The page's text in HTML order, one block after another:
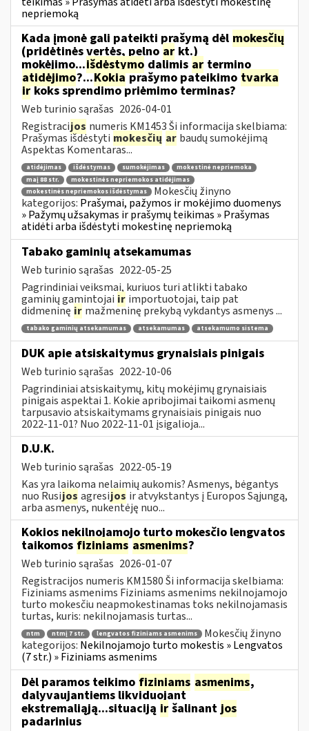
nepriemoką
Kada įmonė gali pateikti prašymą dėl mokesčių
(pridėtinės vertės, pelno ar kt.)
mokėjimo...išdėstymo dalimis ar termino
atidėjimo?...Kokiaprašymo pateikimo tvarka
irkoks sprendimo priėmimo terminas?
Web turinio sąrašas 2026-04-01
Registracijos numeris KM1453 Ši informacija skelbiama:
Prašymas išdėstyti mokesčių ar baudų sumokėjimą
Aspektas Komentaras...
atidėjimas išdėstymas sumokėjimas
mokestinė nepriemoka
maį 88 str.
mokestinės nepriemokos atidėjimas
mokestinės nepriemokos išdėstymas
Mokesčių žinyno
kategorijos: Prašymai, pažymos ir mokėjimo duomenys
» Pažymų užsakymas ir prašymų teikimas » Prašymas
atidėti arba išdėstyti mokestinę nepriemoką
Tabako gaminių atsekamumas
Web turinio sąrašas 2022-05-25
Pagrindiniai veiksmai, kuriuos turi atlikti tabako
gaminių gamintojai ir importuotojai, taip pat
didmeninę ir mažmeninę prekybą vykdantys asmenys ...
tabako gaminių atsekamumas atsekamumas atsekamumo sistema
DUK apie atsiskaitymus grynaisiais pinigais
Web turinio sąrašas 2022-10-06
Pagrindiniai atsiskaitymų, kitų mokėjimų grynaisiais
pinigais aspektai 1. Kokie apribojimai taikomi asmenų
tarpusavio atsiskaitymams grynaisiais pinigais nuo
2022-11-01? Nuo 2022-11-01 įsigalioja...
D.U.K.
Web turinio sąrašas 2022-05-19
Kas yra laikoma nelaimių aukomis? Asmenys, bėgantys
nuo Rusijos agresijos ir atvykstantys į Europos Sąjungą,
arba asmenys, nukentėję nuo...
Kokios nekilnojamojo turto mokesčio lengvatos
taikomos fiziniams asmenims?
Web turinio sąrašas 2026-01-07
Registracijos numeris KM1580 Ši informacija skelbiama:
Fiziniams asmenims Fiziniams asmenims nekilnojamojo
turto mokesčiu neapmokestinamas toks nekilnojamasis
turtas, kuris: nekilnojamasis turtas...
ntm ntmį 7 str. lengvatos fiziniams asmenims
Mokesčių žinyno
kategorijos: Nekilnojamojo turto mokestis » Lengvatos
(7 str.) » Fiziniams asmenims
Dėl paramos teikimo fiziniams asmenims,
dalyvaujantiems likviduojant
ekstremaliąją...situaciją ir šalinant jos
padarinius